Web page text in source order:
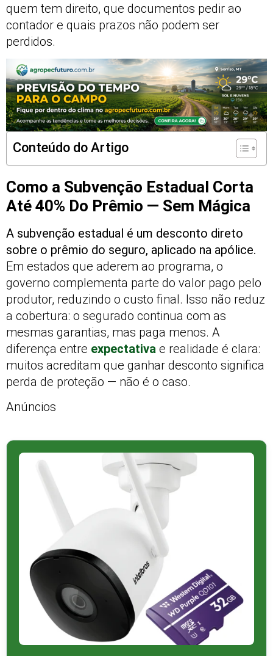
quem tem direito, que documentos pedir ao
contador e quais prazos não podem ser
perdidos.
Conteúdo do Artigo
Como a Subvenção Estadual Corta
Até 40% Do Prêmio — Sem Mágica
A subvenção estadual é um desconto direto
sobre o prêmio do seguro, aplicado na apólice.
Em estados que aderem ao programa, o
governo complementa parte do valor pago pelo
produtor, reduzindo o custo final. Isso não reduz
a cobertura: o segurado continua com as
mesmas garantias, mas paga menos. A
diferença entre expectativa e realidade é clara:
muitos acreditam que ganhar desconto significa
perda de proteção — não é o caso.
Anúncios